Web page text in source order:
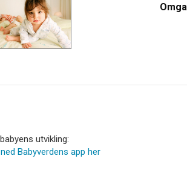
utvikling:
Babyverdens app her